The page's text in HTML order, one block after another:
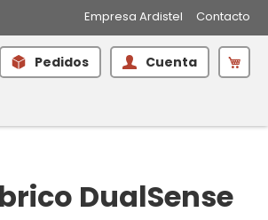
Empresa Ardistel Contacto
Pedidos Cuenta Mi
DualSense